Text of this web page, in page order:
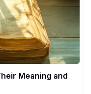
Meaning and